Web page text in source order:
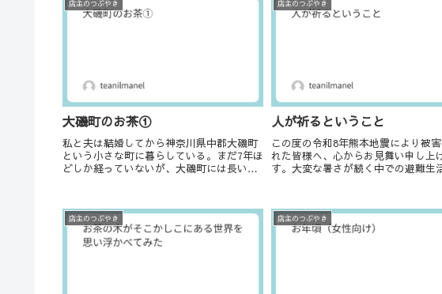
店主のつぶやき
大磯町のお茶①
私と夫は結婚してから神奈川県中郡大磯町
という小さな町に暮らしている。まだ7年ほ
どしか経っていないが、大磯町には長い長
している。そんな方々とお茶との関係を調
べ始めたのが...
店主のつぶやき
人が祈るということ
この度の令和8年熊本地震により被
れた皆様へ、心からお見舞い申し上
す。大変な暑さが続く中での避難生
症など健康面の無事を切に願ってお
す。また、ご自...
店主のつぶやき 店主のつぶやき